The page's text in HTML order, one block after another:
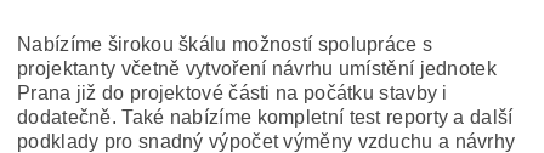
Nabízíme širokou škálu možností spolupráce s
projektanty včetně vytvoření návrhu umístění jednotek
Prana již do projektové části na počátku stavby i
dodatečně. Také nabízíme kompletní test reporty a další
podklady pro snadný výpočet výměny vzduchu a návrhy